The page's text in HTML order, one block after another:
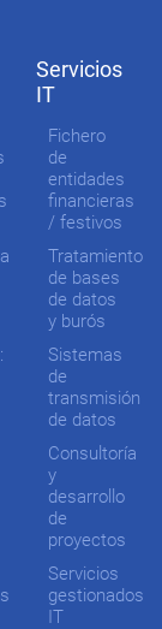
Servicios
IT
Fichero
de
entidades
financieras
/ festivos
Tratamiento
de bases
de datos
y burós
Sistemas
de
transmisión
de datos
Consultoría
y
desarrollo
de
proyectos
Servicios
gestionados
IT